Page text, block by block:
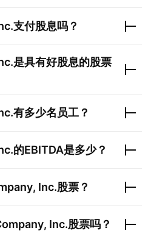
支付股息吗？
是具有好股息的股票
有多少名员工？
的EBITDA是多少？
Inc.股票？
Inc.股票吗？